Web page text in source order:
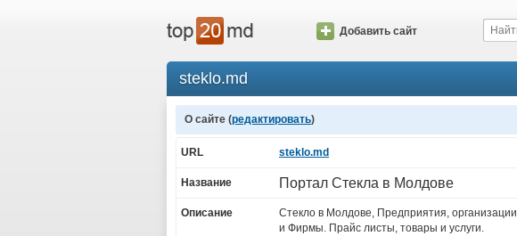
Добавить сайт
steklo.md
О сайте (редактировать)
URL steklo.md
Название Портал Стекла в Молдове
Описание
Стекло в Молдове, Предприятия, организации
и Фирмы. Прайс листы, товары и услуги.